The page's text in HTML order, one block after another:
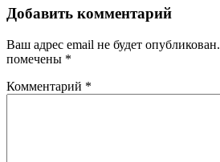
Добавить комментарий
Ваш адрес email не будет опубликован.
помечены *
Комментарий *